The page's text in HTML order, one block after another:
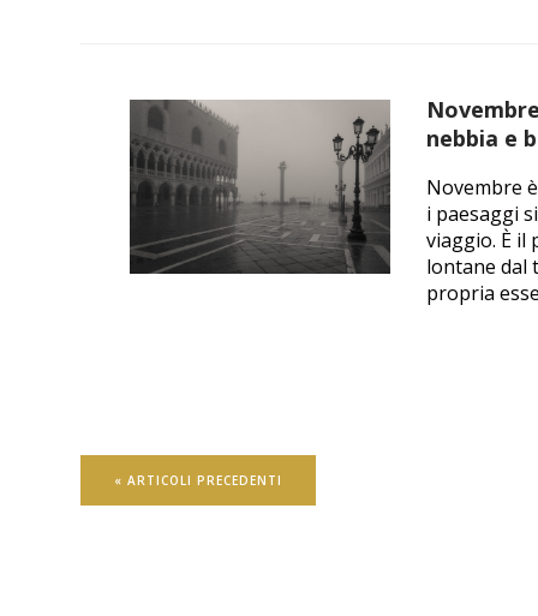
nebbia e
Novembre
i paesaggi
viaggio. È il
lontane dal
propria
« ARTICOLI PRECEDENTI